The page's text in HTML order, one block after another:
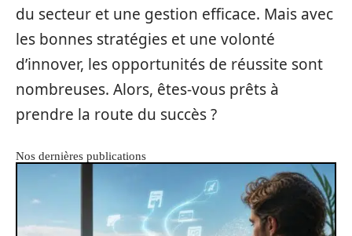
du secteur et une gestion efficace. Mais avec
les bonnes stratégies et une volonté
d’innover, les opportunités de réussite sont
nombreuses. Alors, êtes-vous prêts à
prendre la route du succès ?
Nos dernières publications